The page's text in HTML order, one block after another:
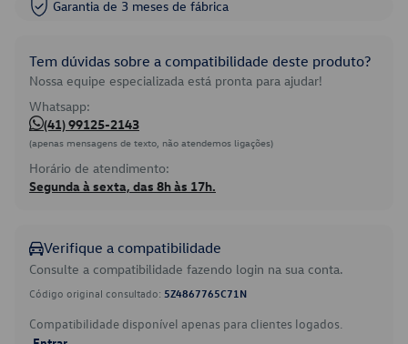
Garantia de 3 meses de fábrica
Tem dúvidas sobre a compatibilidade deste produto?
Nossa equipe especializada está pronta para ajudar!
Whatsapp:
(41) 99125-2143
(apenas mensagens de texto, não atendemos ligações)
Horário de atendimento:
Segunda à sexta, das 8h às 17h.
Verifique a compatibilidade
Consulte a compatibilidade fazendo login na sua conta.
Código original consultado: 5Z4867765C71N
Compatibilidade disponível apenas para clientes logados.